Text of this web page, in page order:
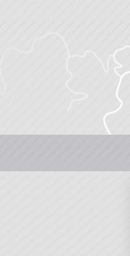
Media /
Nous